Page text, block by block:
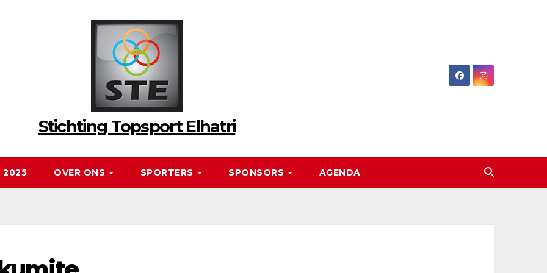
Stichting Topsport Elhatri
2025 OVER ONS SPORTERS SPONSORS AGENDA